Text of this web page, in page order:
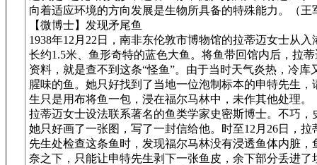
向着适应环境的方向发展是生物所具备的特殊能力。（王
【微博士】发现矛尾鱼
1938年12月22日，南非东伦敦市博物馆的拉蒂迈女士从
长约1.5米、鱼形奇特的蓝色大鱼。将鱼带回馆内后，拉
资料，就是查不到这条“怪鱼”。由于当时天气炎热，冷库
腥味的鱼。她只好找到了当地一位泡制标本的申特先生，
生只是用布将鱼一包，浸在福尔马林中，未作其他处理。
拉蒂迈女士设法联系著名的鱼类学家史密斯博士。不巧，
她只好画了一张图，写了一封信给他。时至12月26日，
先生处检查这条鱼时，发现福尔马林没有浸透鱼体内脏，
奈之下，只能让申特先生剥下一张鱼皮，余下部分丢进了